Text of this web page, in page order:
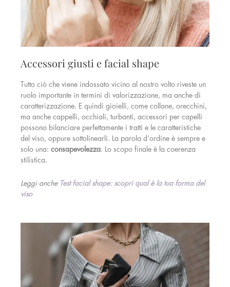
Accessori giusti e facial shape
Tutto ciò che viene indossato vicino al nostro volto riveste un
ruolo importante in termini di valorizzazione, ma anche di
caratterizzazione. E quindi gioielli, come collane, orecchini,
ma anche cappelli, occhiali, turbanti, accessori per capelli
possono bilanciare perfettamente i tratti e le caratteristiche
del viso, oppure sottolinearli. La parola d’ordine è sempre e
solo una: consapevolezza. Lo scopo finale è la coerenza
stilistica.
Leggi anche Test facial shape: scopri qual è la tua forma del
viso